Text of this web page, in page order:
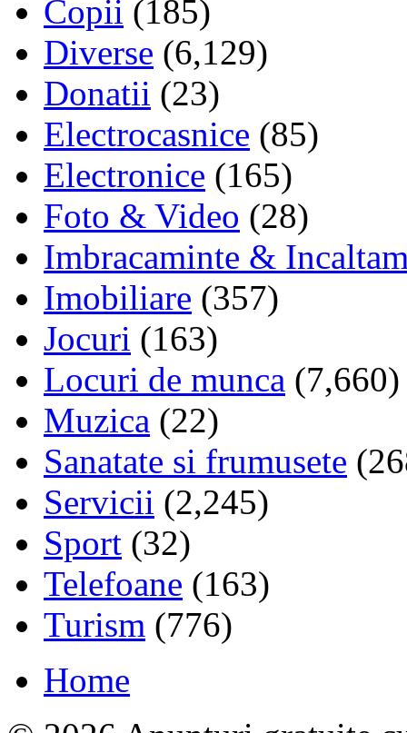
Copii (185)
Diverse (6,129)
Donatii (23)
Electrocasnice (85)
Electronice (165)
Foto & Video (28)
Imbracaminte &
Imobiliare (357)
Jocuri (163)
Locuri de munca (7,660)
Muzica (22)
Sanatate si frumusete
Servicii (2,245)
Sport (32)
Telefoane (163)
Turism (776)
Home